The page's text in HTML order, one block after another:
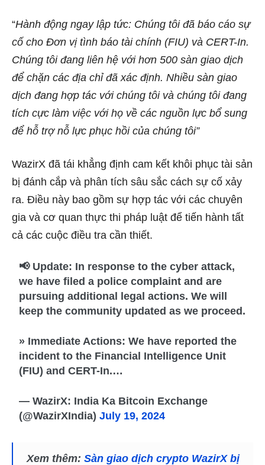
“Hành động ngay lập tức: Chúng tôi đã báo cáo sự
cố cho Đơn vị tình báo tài chính (FIU) và CERT-In.
Chúng tôi đang liên hệ với hơn 500 sàn giao dịch
để chặn các địa chỉ đã xác định. Nhiều sàn giao
dịch đang hợp tác với chúng tôi và chúng tôi đang
tích cực làm việc với họ về các nguồn lực bổ sung
để hỗ trợ nỗ lực phục hồi của chúng tôi”
WazirX đã tái khẳng định cam kết khôi phục tài sản
bị đánh cắp và phân tích sâu sắc cách sự cố xảy
ra. Điều này bao gồm sự hợp tác với các chuyên
gia và cơ quan thực thi pháp luật để tiến hành tất
cả các cuộc điều tra cần thiết.
📢 Update: In response to the cyber attack,
we have filed a police complaint and are
pursuing additional legal actions. We will
keep the community updated as we proceed.
» Immediate Actions: We have reported the
incident to the Financial Intelligence Unit
(FIU) and CERT-In.…
— WazirX: India Ka Bitcoin Exchange
(@WazirXIndia)July 19, 2024
Xem thêm: Sàn giao dịch crypto WazirX bị